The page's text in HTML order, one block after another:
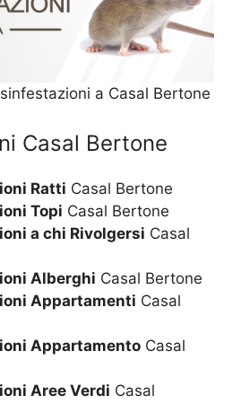
a Casal Bertone
Casal Bertone
Ratti Casal Bertone
Topi Casal Bertone
a chi Rivolgersi Casal
Alberghi Casal Bertone
Appartamenti Casal
Appartamento Casal
Aree Verdi Casal